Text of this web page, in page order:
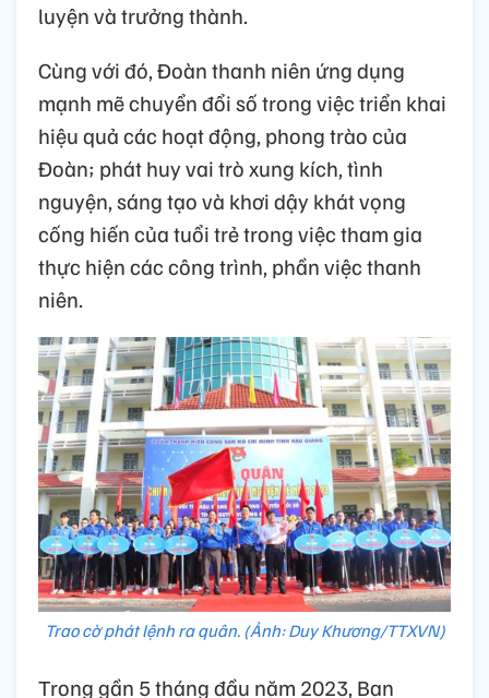
luyện và trưởng thành.
Cùng với đó, Đoàn thanh niên ứng dụng
mạnh mẽ chuyển đổi số trong việc triển khai
hiệu quả các hoạt động, phong trào của
Đoàn; phát huy vai trò xung kích, tình
nguyện, sáng tạo và khơi dậy khát vọng
cống hiến của tuổi trẻ trong việc tham gia
thực hiện các công trình, phần việc thanh
niên.
Trao cờ phát lệnh ra quân. (Ảnh: Duy Khương/TTXVN)
Trong gần 5 tháng đầu năm 2023, Ban